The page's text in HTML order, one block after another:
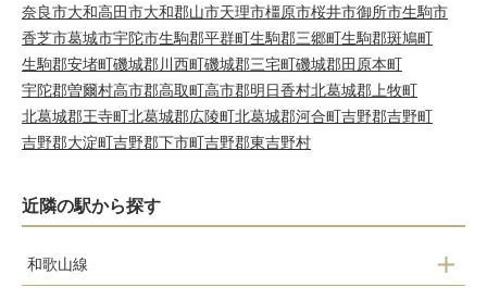
奈良市大和高田市大和郡山市天理市橿原市桜井市御所市生駒市
香芝市葛城市宇陀市生駒郡平群町生駒郡三郷町生駒郡斑鳩町
生駒郡安堵町磯城郡川西町磯城郡三宅町磯城郡田原本町
宇陀郡曽爾村高市郡高取町高市郡明日香村北葛城郡上牧町
北葛城郡王寺町北葛城郡広陵町北葛城郡河合町吉野郡吉野町
吉野郡大淀町吉野郡下市町吉野郡東吉野村
近隣の駅から探す
和歌山線